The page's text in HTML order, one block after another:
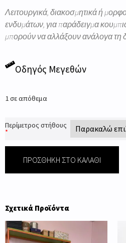
Λειτουργικά, διακοσμητικά ή
ενδυμάτων, για παράδειγμα
μπορούν να αλλάξουν ανάλογα τη
Οδηγός Μεγεθών
1 σε απόθεμα
Περίμετρος στήθους
*
ΠΡΟΣΘΉΚΗ ΣΤΟ ΚΑΛΆΘΙ
Σχετικά Προϊόντα